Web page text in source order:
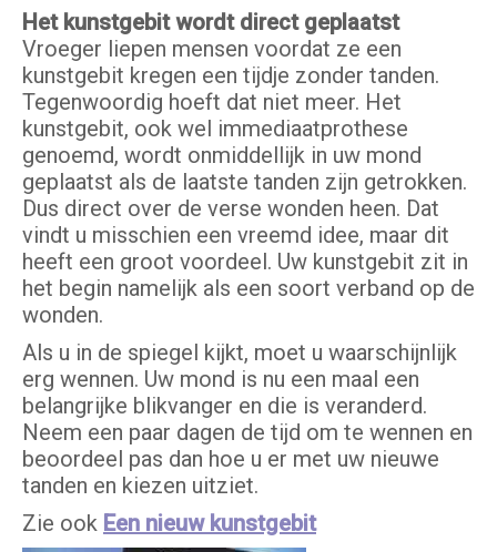
Het kunstgebit wordt direct geplaatst
Vroeger liepen mensen voordat ze een
kunstgebit kregen een tijdje zonder tanden.
Tegenwoordig hoeft dat niet meer. Het
kunstgebit, ook wel immediaatprothese
genoemd, wordt onmiddellijk in uw mond
geplaatst als de laatste tanden zijn getrokken.
Dus direct over de verse wonden heen. Dat
vindt u misschien een vreemd idee, maar dit
heeft een groot voordeel. Uw kunstgebit zit in
het begin namelijk als een soort verband op de
wonden.
Als u in de spiegel kijkt, moet u waarschijnlijk
erg wennen. Uw mond is nu een maal een
belangrijke blikvanger en die is veranderd.
Neem een paar dagen de tijd om te wennen en
beoordeel pas dan hoe u er met uw nieuwe
tanden en kiezen uitziet.
Zie ook Een nieuw kunstgebit